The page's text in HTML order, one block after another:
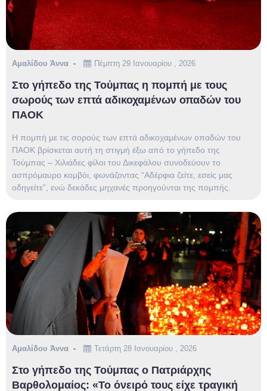
Αμαλίδου Άννα Πέμπτη 29 Ιανουαρίου , 2026
Στο γήπεδο της Τούμπας η πομπή με τους
σωρούς των επτά αδικοχαμένων οπαδών του
ΠΑΟΚ
Η πομπή με τις σορούς των επτά αδικοχαμένων οπαδών του
ΠΑΟΚ βρίσκεται αυτή τη στιγμή έξω από το γήπεδο της
Τούμπας – Χιλιάδες φίλοι του Δικεφάλου συνοδεύουν το
ασπρόμαυρο κομβόι, φωνάζοντας “Αδέρφια ζείτε, εσείς μας
οδηγείτε”, ενώ δεκάδες μηχανές προηγούνται της πομπής.
Αμαλίδου Άννα Τετάρτη 28 Ιανουαρίου , 2026
Στο γήπεδο της Τούμπας ο Πατριάρχης
Βαρθολομαίος: «Το όνειρό τους είχε τραγική